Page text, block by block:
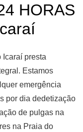
HORAS
Icaraí presta
Estamos
emergência
por dia dedetização
de pulgas na
na Praia do